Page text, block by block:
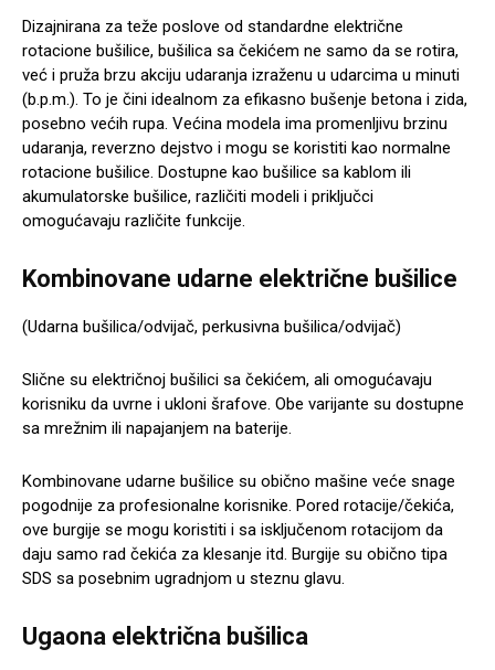
Dizajnirana za teže poslove od standardne električne
rotacione bušilice, bušilica sa čekićem ne samo da se rotira,
već i pruža brzu akciju udaranja izraženu u udarcima u minuti
(b.p.m.). To je čini idealnom za efikasno bušenje betona i zida,
posebno većih rupa. Većina modela ima promenljivu brzinu
udaranja, reverzno dejstvo i mogu se koristiti kao normalne
rotacione bušilice. Dostupne kao bušilice sa kablom ili
akumulatorske bušilice, različiti modeli i priključci
omogućavaju različite funkcije.
Kombinovane udarne električne bušilice
(Udarna bušilica/odvijač, perkusivna bušilica/odvijač)
Slične su električnoj bušilici sa čekićem, ali omogućavaju
korisniku da uvrne i ukloni šrafove. Obe varijante su dostupne
sa mrežnim ili napajanjem na baterije.
Kombinovane udarne bušilice su obično mašine veće snage
pogodnije za profesionalne korisnike. Pored rotacije/čekića,
ove burgije se mogu koristiti i sa isključenom rotacijom da
daju samo rad čekića za klesanje itd. Burgije su obično tipa
SDS sa posebnim ugradnjom u steznu glavu.
Ugaona električna bušilica